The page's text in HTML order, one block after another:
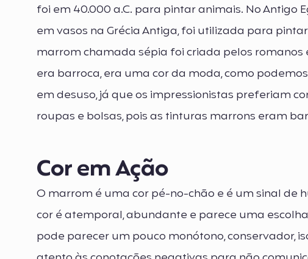
foi em 40.000 a.C. para pintar animais. No Antigo
em vasos na Grécia Antiga, foi utilizada para
marrom chamada sépia foi criada pelos romanos
era barroca, era uma cor da moda, como
em desuso, já que os impressionistas preferiam
roupas e bolsas, pois as tinturas marrons eram
Cor em Ação
O marrom é uma cor pé-no-chão e é um sinal de
cor é atemporal, abundante e parece uma
pode parecer um pouco monótono, conservador,